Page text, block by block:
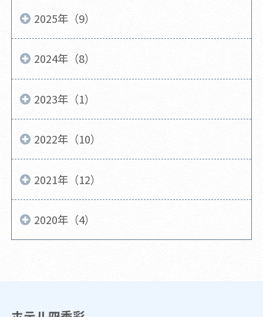
2025年（9）
2024年（8）
2023年（1）
2022年（10）
2021年（12）
2020年（4）